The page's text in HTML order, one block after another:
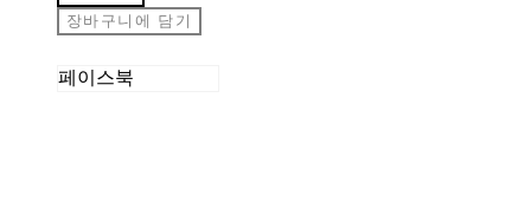
장바구니에 담기
페이스북